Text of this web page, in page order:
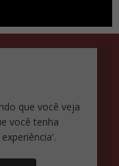
que você veja
você tenha